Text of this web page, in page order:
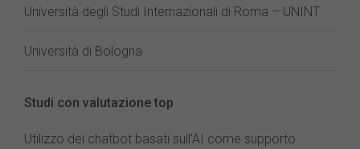
Università degli Studi Internazionali di Roma – UNINT
Università di Bologna
Studi con valutazione top
Utilizzo dei chatbot basati sull'AI come supporto